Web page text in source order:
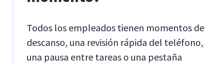
Todos los empleados tienen momentos de
descanso, una revisión rápida del teléfono,
una pausa entre tareas o una pestaña